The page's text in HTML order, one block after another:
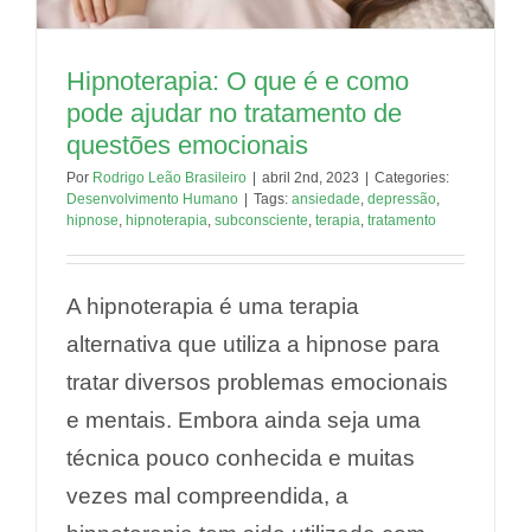
Hipnoterapia: O que é e como
pode ajudar no tratamento de
questões emocionais
Por Rodrigo Leão Brasileiro abril 2nd, 2023
Categories:
Desenvolvimento Humano
Tags: ansiedade, depressão,
hipnose, hipnoterapia, subconsciente, terapia, tratamento
A hipnoterapia é uma terapia
alternativa que utiliza a hipnose para
tratar diversos problemas emocionais
e mentais. Embora ainda seja uma
técnica pouco conhecida e muitas
vezes mal compreendida, a